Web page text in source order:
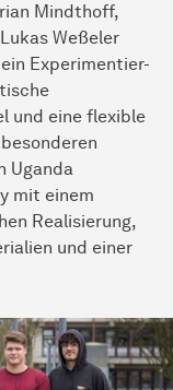
Mindthoff,
Weßeler
Experimentier-
und eine flexible
Uganda
mit einem
Realisierung,
und einer